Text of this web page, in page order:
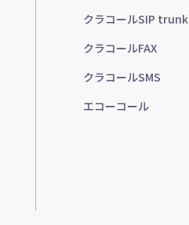
クラコールSIP trunk
クラコールFAX
クラコールSMS
エコーコール